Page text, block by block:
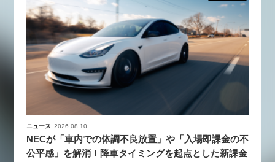
ニュース 2026.08.10
NECが「車内での体調不良放置」や「入場即課金の不
公平感」を解消！降車タイミングを起点とした新課金